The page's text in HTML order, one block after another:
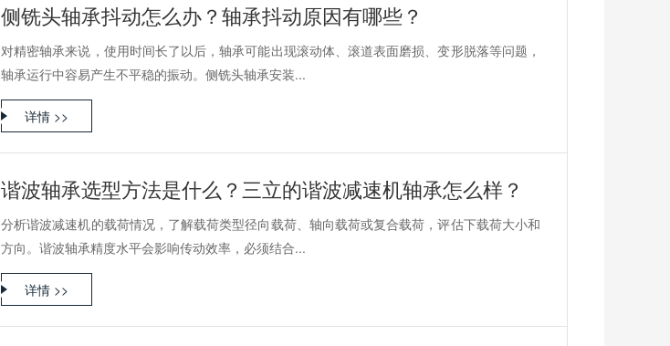
侧铣头轴承抖动怎么办？轴承抖动原因有哪些？
对精密轴承来说，使用时间长了以后，轴承可能出现滚动体、滚道表面磨损、变形脱落等问题，
轴承运行中容易产生不平稳的振动。侧铣头轴承安装...
详情 >>
谐波轴承选型方法是什么？三立的谐波减速机轴承怎么样？
分析谐波减速机的载荷情况，了解载荷类型径向载荷、轴向载荷或复合载荷，评估下载荷大小和
方向。谐波轴承精度水平会影响传动效率，必须结合...
详情 >>